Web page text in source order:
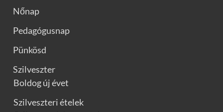
Nőnap
Pedagógusnap
Pünkösd
Szilveszter
Boldog új évet
Szilveszteri ételek